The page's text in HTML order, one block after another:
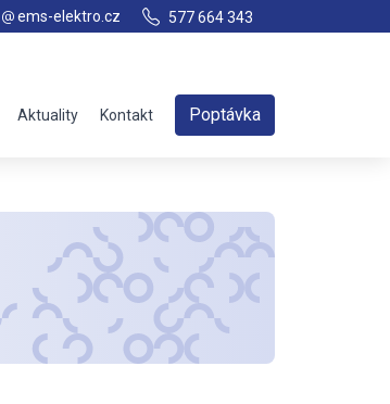
ems-elektro.cz 577 664 343
Aktuality Kontakt Poptávka